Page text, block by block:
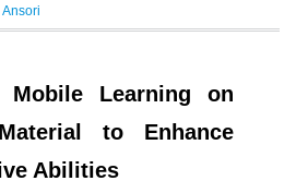
Ansori
Mobile Learning on
to Enhance
Abilities